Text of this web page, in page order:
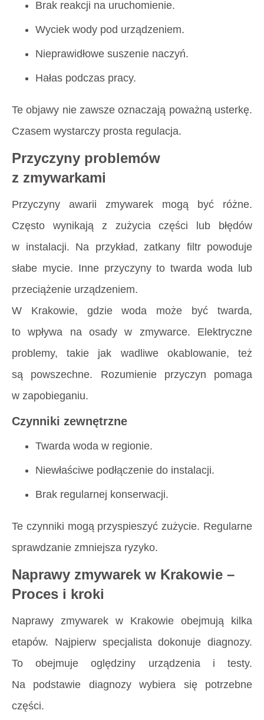
Brak reakcji na uruchomienie.
Wyciek wody pod urządzeniem.
Nieprawidłowe suszenie naczyń.
Hałas podczas pracy.
Te objawy nie zawsze oznaczają poważną usterkę.
Czasem wystarczy prosta regulacja.
Przyczyny problemów
z zmywarkami
Przyczyny awarii zmywarek mogą być różne.
Często wynikają z zużycia części lub błędów
w instalacji. Na przykład, zatkany filtr powoduje
słabe mycie. Inne przyczyny to twarda woda lub
przeciążenie urządzeniem.
W Krakowie, gdzie woda może być twarda,
to wpływa na osady w zmywarce. Elektryczne
problemy, takie jak wadliwe okablowanie, też
są powszechne. Rozumienie przyczyn pomaga
w zapobieganiu.
Czynniki zewnętrzne
Twarda woda w regionie.
Niewłaściwe podłączenie do instalacji.
Brak regularnej konserwacji.
Te czynniki mogą przyspieszyć zużycie. Regularne
sprawdzanie zmniejsza ryzyko.
Naprawy zmywarek w Krakowie –
Proces i kroki
Naprawy zmywarek w Krakowie obejmują kilka
etapów. Najpierw specjalista dokonuje diagnozy.
To obejmuje oględziny urządzenia i testy.
Na podstawie diagnozy wybiera się potrzebne
części.